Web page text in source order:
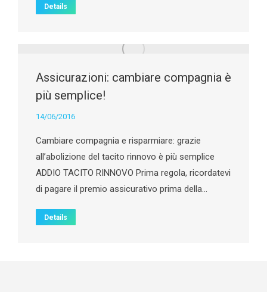
Details
Assicurazioni: cambiare compagnia è
più semplice!
14/06/2016
Cambiare compagnia e risparmiare: grazie
all’abolizione del tacito rinnovo è più semplice
ADDIO TACITO RINNOVO Prima regola, ricordatevi
di pagare il premio assicurativo prima della…
Details